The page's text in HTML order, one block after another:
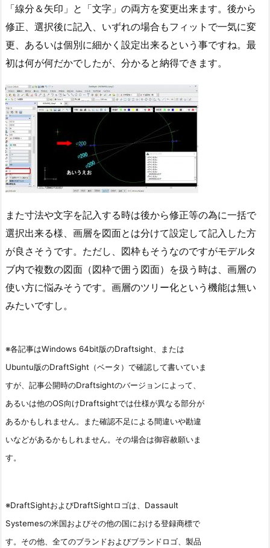
「線分＆矢印」と「文字」の両方を変更出来ます。後から
修正、選択後に記入、いずれの場合もフィットで一気に変
更、あるいは個別に細かく設定出来るという事ですね。最
初は何が何だかでしたが、分かると納得できます。
また寸法や文字を記入する時は後から修正等の為に一括で
選択出来る様、画層を図面とは分けて設定して記入した方
が良さそうです。ただし、図枠もそうなのですがモデルタ
ブ内で複数の図面（図枠で囲う図面）を扱う時は、画層の
使い方に悩みそうです。画層のツリー化という機能は無い
みたいですし。
※各記事はWindows 64bit版のDraftsight、または
Ubuntu版のDraftSight（ベータ）で確認して書いていま
すが、記事公開時のDraftsightのバージョンによって、
あるいは他のOS向けDraftsightでは仕様が異なる部分が
あるかもしれません。また確認不足による間違いや勘違
いなどがあるかもしれません。その場合は御容赦願いま
す。
※DraftSightおよびDraftSightロゴは、Dassault
Systemesの米国およびその他の国における登録商標で
す。その他、全てのブランドおよびブランドロゴ、製品